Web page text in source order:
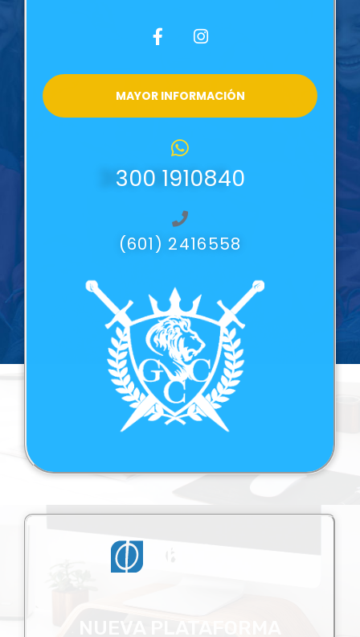
MAYOR INFORMACIÓN
300 1910840
(601) 2416558